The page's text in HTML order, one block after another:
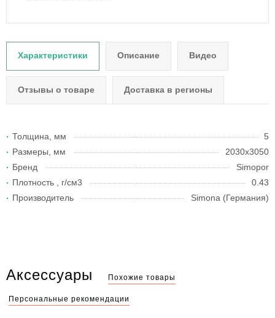
Характеристики Описание Видео
Отзывы о товаре Доставка в регионы
Толщина, мм
5
Размеры, мм
2030х3050
Бренд
Simopor
Плотность , г/см3
0.43
Производитель
Simona (Германия)
Аксессуары Похожие товары
Персональные рекомендации